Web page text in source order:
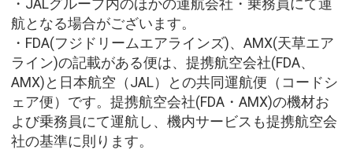
・JALグループ内のほかの運航会社・乗務員にて運
航となる場合がございます。
・FDA(フジドリームエアラインズ)、AMX(天草エア
ライン)の記載がある便は、提携航空会社(FDA、
AMX)と日本航空（JAL）との共同運航便（コードシ
ェア便）です。提携航空会社(FDA・AMX)の機材お
よび乗務員にて運航し、機内サービスも提携航空会
社の基準に則ります。